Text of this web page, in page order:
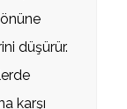
önüne
düşürür.
karşı